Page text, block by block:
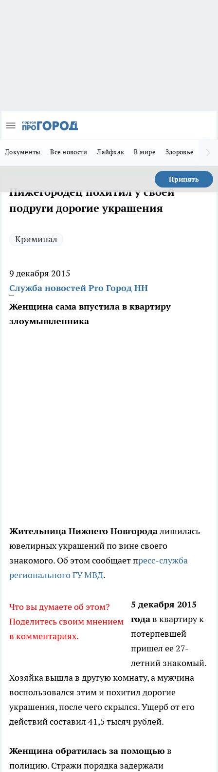
Документы Все новости Лайфхак В мире Здоровье
Принять
Нижегородец похитил у своей
подруги дорогие украшения
Криминал
9 декабря 2015
Служба новостей Pro Город НН
Женщина сама впустила в квартиру
злоумышленника
Жительница Нижнего Новгородалишилась
ювелирных украшений по вине своего
знакомого. Об этом сообщает пресс-служба
регионального ГУ МВД.
Что вы думаете об этом?
Поделитесь своим мнением
в комментариях.
5 декабря 2015
годав квартиру к
потерпевшей
пришел ее 27-
летний знакомый.
Хозяйка вышла в другую комнату, а мужчина
воспользовался этим и похитил дорогие
украшения, после чего скрылся. Ущерб от его
действий составил 41,5 тысяч рублей.
Женщина обратилась за помощью в
полицию. Стражи порядка задержали